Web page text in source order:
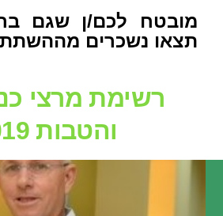
מובטח לכם/ן שגם
תצאו נשכרים
רשימת מרצי
והטבות 2019